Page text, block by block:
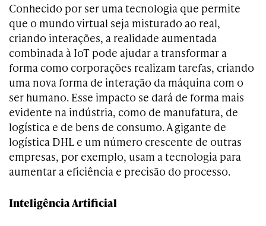
Conhecido por ser uma tecnologia que permite
que o mundo virtual seja misturado ao real,
criando interações, a realidade aumentada
combinada à IoT pode ajudar a transformar a
forma como corporações realizam tarefas, criando
uma nova forma de interação da máquina com o
ser humano. Esse impacto se dará de forma mais
evidente na indústria, como de manufatura, de
logística e de bens de consumo. A gigante de
logística DHL e um número crescente de outras
empresas, por exemplo, usam a tecnologia para
aumentar a eficiência e precisão do processo.
Inteligência Artificial